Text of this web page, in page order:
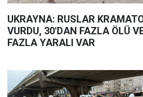
UKRAYNA: RUSLAR
VURDU, 30'DAN FAZLA ÖLÜ
FAZLA YARALI VAR